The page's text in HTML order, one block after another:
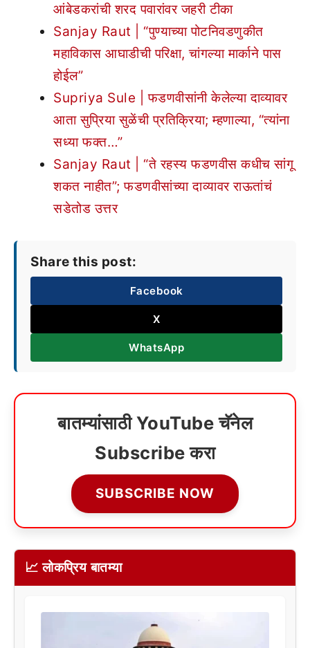
आंबेडकरांची शरद पवारांवर जहरी टीका
Sanjay Raut | “पुण्याच्या पोटनिवडणुकीत
महाविकास आघाडीची परिक्षा, चांगल्या मार्काने पास
होईल”
Supriya Sule | फडणवीसांनी केलेल्या दाव्यावर
आता सुप्रिया सुळेंची प्रतिक्रिया; म्हणाल्या, “त्यांना
सध्या फक्त…”
Sanjay Raut | “ते रहस्य फडणवीस कधीच सांगू
शकत नाहीत”; फडणवीसांच्या दाव्यावर राऊतांचं
सडेतोड उत्तर
Share this post:
Facebook
X
WhatsApp
बातम्यांसाठी YouTube चॅनेल
Subscribe करा
SUBSCRIBE NOW
📈 लोकप्रिय बातम्या